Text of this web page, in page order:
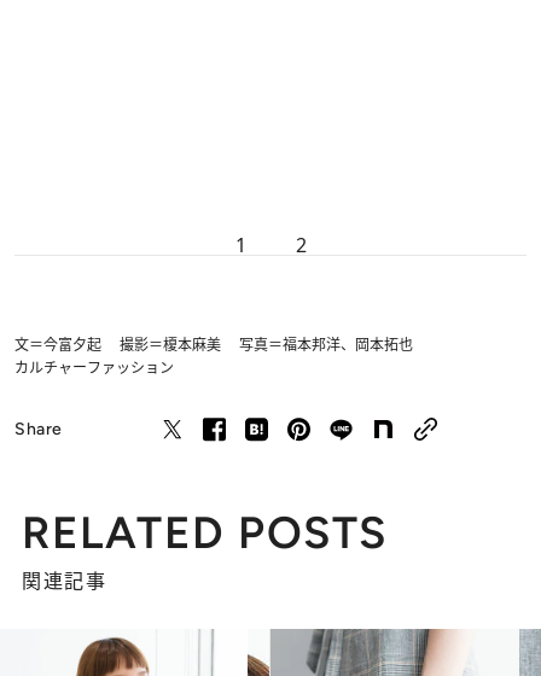
1 2
文＝今富夕起 撮影＝榎本麻美 写真＝福本邦洋、岡本拓也
カルチャーファッション
Share
RELATED POSTS
関連記事